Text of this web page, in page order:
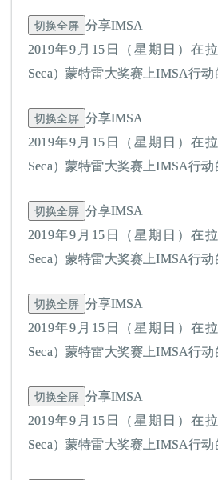
切换全屏 分享IMSA
2019年9月15日（星期日）在
Seca）蒙特雷大奖赛上IMSA行动
切换全屏 分享IMSA
2019年9月15日（星期日）在
Seca）蒙特雷大奖赛上IMSA行动
切换全屏 分享IMSA
2019年9月15日（星期日）在
Seca）蒙特雷大奖赛上IMSA行动
切换全屏 分享IMSA
2019年9月15日（星期日）在
Seca）蒙特雷大奖赛上IMSA行动
切换全屏 分享IMSA
2019年9月15日（星期日）在
Seca）蒙特雷大奖赛上IMSA行动